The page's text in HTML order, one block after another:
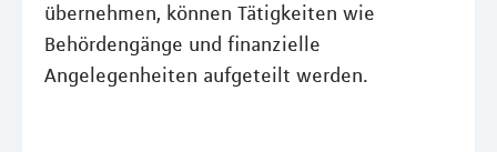
übernehmen, können Tätigkeiten wie
Behördengänge und finanzielle
Angelegenheiten aufgeteilt werden.